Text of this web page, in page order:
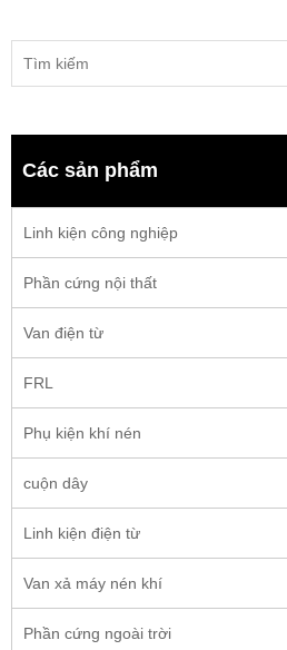
Các sản phẩm
Linh kiện công nghiệp
Phần cứng nội thất
Van điện từ
FRL
Phụ kiện khí nén
cuộn dây
Linh kiện điện từ
Van xả máy nén khí
Phần cứng ngoài trời